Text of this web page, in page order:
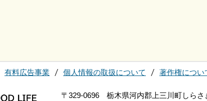
有料広告事業 個人情報の取扱について 著作権につい
〒329-0696 栃木県河内郡上三川町しらさ